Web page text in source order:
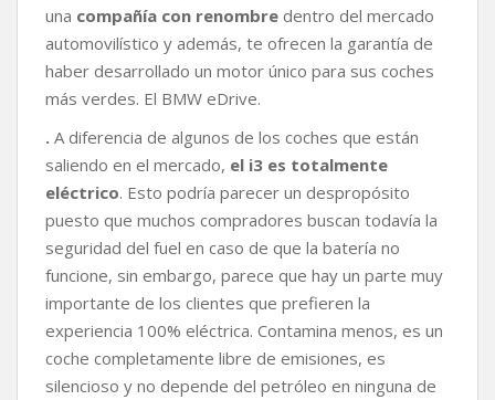
una compañía con renombre dentro del mercado
automovilístico y además, te ofrecen la garantía de
haber desarrollado un motor único para sus coches
más verdes. El BMW eDrive.
. A diferencia de algunos de los coches que están
saliendo en el mercado, el i3 es totalmente
eléctrico. Esto podría parecer un despropósito
puesto que muchos compradores buscan todavía la
seguridad del fuel en caso de que la batería no
funcione, sin embargo, parece que hay un parte muy
importante de los clientes que prefieren la
experiencia 100% eléctrica. Contamina menos, es un
coche completamente libre de emisiones, es
silencioso y no depende del petróleo en ninguna de